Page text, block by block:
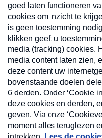
Nieuwsbrief
Neem hier een gratis
nieuwsbrief. Elke